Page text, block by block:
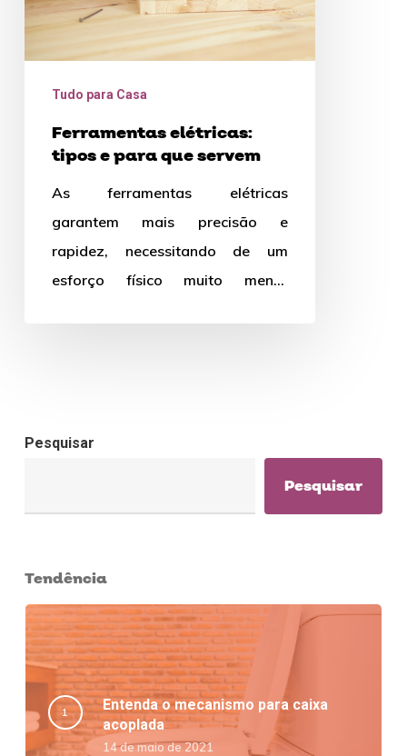
Tudo para Casa
Ferramentas elétricas:
tipos e para que servem
As ferramentas elétricas
garantem mais precisão e
rapidez, necessitando de um
esforço físico muito menor
Pesquisar
Pesquisar
Tendência
Entenda o mecanismo para caixa
acoplada
14 de maio de 2021